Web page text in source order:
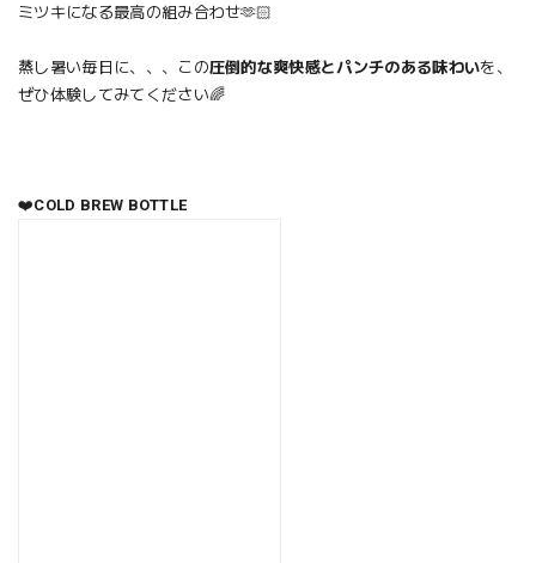
ミツキになる最高の組み合わせ🫶🏻
蒸し暑い毎日に、、、この圧倒的な爽快感とパンチのある味わいを、
ぜひ体験してみてください🌈
❤️COLD BREW BOTTLE